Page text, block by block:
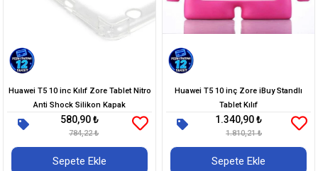
Huawei T5 10 inc Kılıf Zore Tablet Nitro
Anti Shock Silikon Kapak
580,90 ₺
784,22 ₺
Sepete Ekle
Huawei T5 10 inç Zore iBuy Standlı
Tablet Kılıf
1.340,90 ₺
1.810,21 ₺
Sepete Ekle